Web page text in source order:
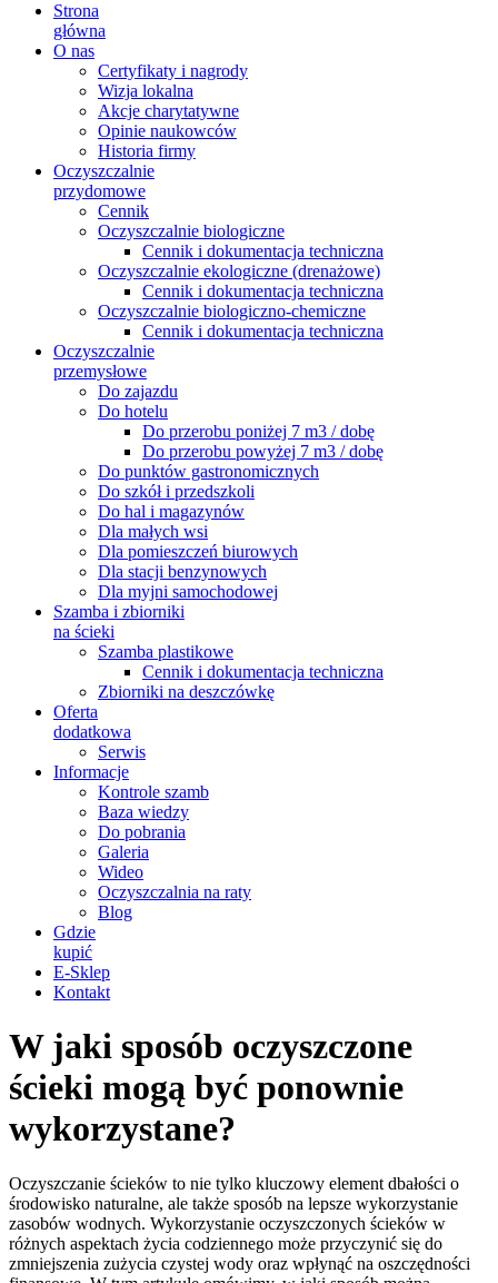
Strona
główna
O nas
Certyfikaty i nagrody
Wizja lokalna
Akcje charytatywne
Opinie naukowców
Historia firmy
Oczyszczalnie
przydomowe
Cennik
Oczyszczalnie biologiczne
Cennik i dokumentacja techniczna
Oczyszczalnie ekologiczne (drenażowe)
Cennik i dokumentacja techniczna
Oczyszczalnie biologiczno-chemiczne
Cennik i dokumentacja techniczna
Oczyszczalnie
przemysłowe
Do zajazdu
Do hotelu
Do przerobu poniżej 7 m3 / dobę
Do przerobu powyżej 7 m3 / dobę
Do punktów gastronomicznych
Do szkół i przedszkoli
Do hal i magazynów
Dla małych wsi
Dla pomieszczeń biurowych
Dla stacji benzynowych
Dla myjni samochodowej
Szamba i zbiorniki
na ścieki
Szamba plastikowe
Cennik i dokumentacja techniczna
Zbiorniki na deszczówkę
Oferta
dodatkowa
Serwis
Informacje
Kontrole szamb
Baza wiedzy
Do pobrania
Galeria
Wideo
Oczyszczalnia na raty
Blog
Gdzie
kupić
E-Sklep
Kontakt
W jaki sposób oczyszczone
ścieki mogą być ponownie
wykorzystane?
Oczyszczanie ścieków to nie tylko kluczowy element dbałości o
środowisko naturalne, ale także sposób na lepsze wykorzystanie
zasobów wodnych. Wykorzystanie oczyszczonych ścieków w
różnych aspektach życia codziennego może przyczynić się do
zmniejszenia zużycia czystej wody oraz wpłynąć na oszczędności